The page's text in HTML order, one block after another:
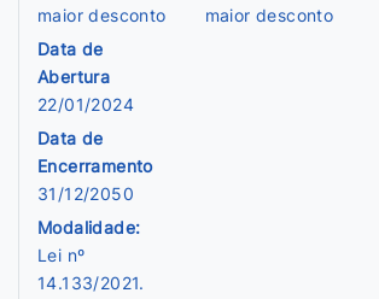
maior desconto
Data de
Abertura
22/01/2024
Data de
Encerramento
31/12/2050
Modalidade:
Lei nº
14.133/2021.
maior desconto